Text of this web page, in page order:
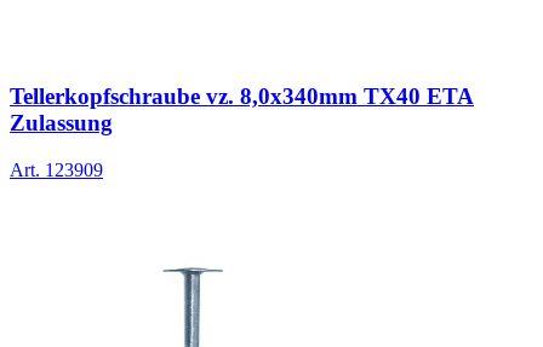
Tellerkopfschraube vz. 8,0x340mm TX40 ETA
Zulassung
Art. 123909